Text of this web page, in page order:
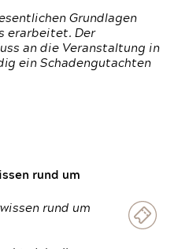
Grundlagen
erarbeitet. Der
an die Veranstaltung in
ein Schadengutachten
rund um
rund um